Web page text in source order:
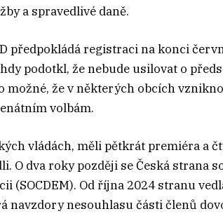
a spravedlivé daně.
předpokládá registraci na konci
podotkl, že nebude usilovat o
možné, že v některých obcích
volbám.
vládách, měli pětkrát premiéra a
O dva roky později se Česká strana
(SOCDEM). Od října 2024 stranu
navzdory nesouhlasu části členů